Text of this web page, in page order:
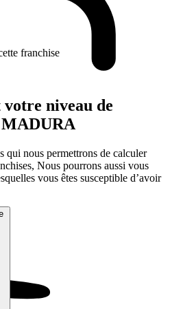
franchise
votre niveau de
MADURA
qui nous permettrons de calculer
Nous pourrons aussi vous
vous êtes susceptible d’avoir